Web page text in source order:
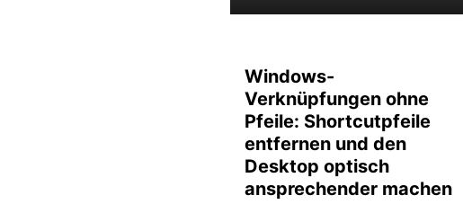
Windows-
Verknüpfungen ohne
Pfeile: Shortcutpfeile
entfernen und den
Desktop optisch
ansprechender machen